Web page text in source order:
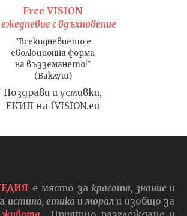
Free VISION
ежедневие с вдъхновение
"Всекидневието е
еволюционна форма
на възземането!"
(Ваклуш)
Поздрави и усмивки,
ЕКИП на fVISION.eu
е място закрасота, знаниеи
истина, етика и морали изобщо за